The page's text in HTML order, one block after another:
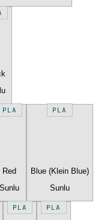
PLA
Red
Sunlu
PLA
Blue (Klein Blue)
Sunlu
PLA PLA